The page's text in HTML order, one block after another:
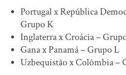
Portugal x República
Grupo K
Inglaterra x Croácia –
Gana x Panamá – Grupo L
Uzbequistão x Colômbia –